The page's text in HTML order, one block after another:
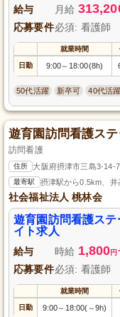
給与 月給
応募要件必須: 看護師
就業時間
日勤 9:00～ 18:00(8h)
50代活躍 新卒可 40代活躍
遊育園訪問看護ス
訪問看護
住所 大阪府摂津市三島3-14-
最寄駅 摂津駅から0.5km、
社会福祉法人 桃林会
遊育園訪問看護ス
イト求人
給与 時給 1,800円
応募要件必須: 看護師
就業時間
日勤 9:00～ 18:00( ～9h)